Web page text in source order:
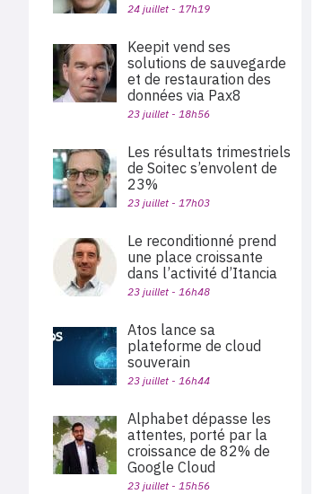
24 juillet - 17h19
Keepit vend ses
solutions de sauvegarde
et de restauration des
données via Pax8
23 juillet - 18h56
Les résultats trimestriels
de Soitec s’envolent de
23%
23 juillet - 17h03
Le reconditionné prend
une place croissante
dans l’activité d’Itancia
23 juillet - 16h48
Atos lance sa
plateforme de cloud
souverain
23 juillet - 16h44
Alphabet dépasse les
attentes, porté par la
croissance de 82% de
Google Cloud
23 juillet - 15h56